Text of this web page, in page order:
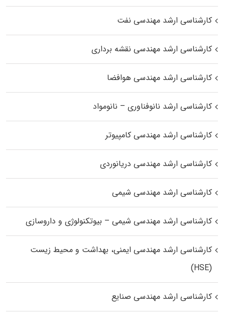
کارشناسی ارشد مهندسی نفت
کارشناسی ارشد مهندسی نقشه برداری
کارشناسی ارشد مهندسی هوافضا
کارشناسی ارشد نانوفناوری – نانومواد
کارشناسی ارشد مهندسی کامپیوتر
کارشناسی ارشد مهندسی دریانوردی
کارشناسی ارشد مهندسی شیمی
کارشناسی ارشد مهندسی شیمی – بیوتکنولوژی و داروسازی
کارشناسی ارشد مهندسی ایمنی، بهداشت و محیط زیست
(HSE)
کارشناسی ارشد مهندسی صنایع